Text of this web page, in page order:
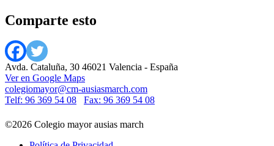
Comparte esto
Avda. Cataluña, 30 46021 Valencia - España
Ver en Google Maps
colegiomayor@cm-ausiasmarch.com
Telf: 96 369 54 08
Fax: 96 369 54 08
©2026 Colegio mayor ausias march